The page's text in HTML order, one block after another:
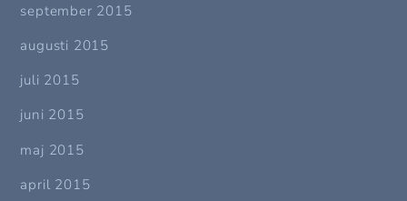
september 2015
augusti 2015
juli 2015
juni 2015
maj 2015
april 2015